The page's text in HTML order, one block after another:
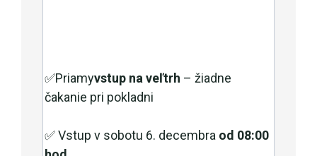
✅Priamyvstup na veľtrh – žiadne
čakanie pri pokladni
✅ Vstup v sobotu 6. decembra od 08:00